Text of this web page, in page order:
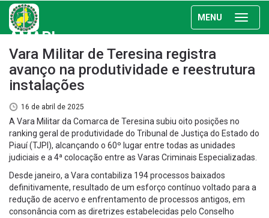
MENU
AMAPI
Vara Militar de Teresina registra
avanço na produtividade e reestrutura
instalações
16 de abril de 2025
A Vara Militar da Comarca de Teresina subiu oito posições no
ranking geral de produtividade do Tribunal de Justiça do Estado do
Piauí (TJPI), alcançando o 60º lugar entre todas as unidades
judiciais e a 4ª colocação entre as Varas Criminais Especializadas.
Desde janeiro, a Vara contabiliza 194 processos baixados
definitivamente, resultado de um esforço contínuo voltado para a
redução de acervo e enfrentamento de processos antigos, em
consonância com as diretrizes estabelecidas pelo Conselho